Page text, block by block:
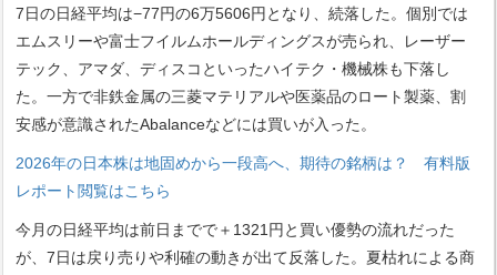
7日の日経平均は−77円の6万5606円となり、続落した。個別では
エムスリーや富士フイルムホールディングスが売られ、レーザー
テック、アマダ、ディスコといったハイテク・機械株も下落し
た。一方で非鉄金属の三菱マテリアルや医薬品のロート製薬、割
安感が意識されたAbalanceなどには買いが入った。
2026年の日本株は地固めから一段高へ、期待の銘柄は？ 有料版
レポート閲覧はこちら
今月の日経平均は前日までで＋1321円と買い優勢の流れだった
が、7日は戻り売りや利確の動きが出て反落した。夏枯れによる商